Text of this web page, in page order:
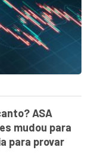
ASA
mudou para
para provar